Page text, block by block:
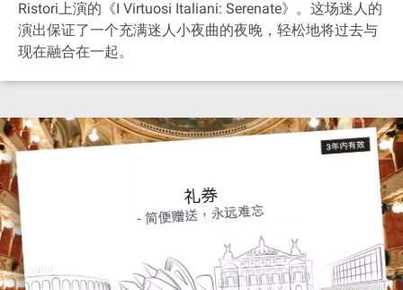
Ristori上演的《I Virtuosi Italiani: Serenate》。这场迷人的
演出保证了一个充满迷人小夜曲的夜晚，轻松地将过去与
现在融合在一起。